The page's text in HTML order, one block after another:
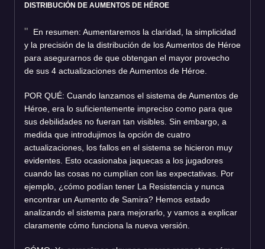
DISTRIBUCIÓN DE AUMENTOS DE HÉROE
En resumen: Aumentaremos la claridad, la simplicidad
y la precisión de la distribución de los Aumentos de Héroe
para asegurarnos de que obtengan el mayor provecho
de sus 4 actualizaciones de Aumentos de Héroe.
POR QUÉ: Cuando lanzamos el sistema de Aumentos de
Héroe, era lo suficientemente impreciso como para que
sus debilidades no fueran tan visibles. Sin embargo, a
medida que introdujimos la opción de cuatro
actualizaciones, los fallos en el sistema se hicieron muy
evidentes. Esto ocasionaba jaquecas a los jugadores
cuando las cosas no cumplían con las expectativas. Por
ejemplo, ¿cómo podían tener La Resistencia y nunca
encontrar un Aumento de Samira? Hemos estado
analizando el sistema para mejorarlo, y vamos a explicar
claramente cómo funciona la nueva versión.